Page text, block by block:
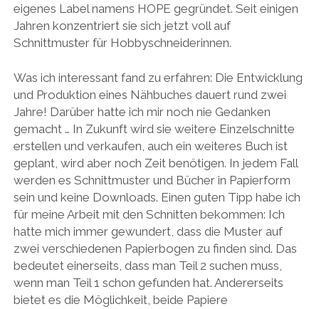
eigenes Label namens HOPE gegründet. Seit einigen
Jahren konzentriert sie sich jetzt voll auf
Schnittmuster für Hobbyschneiderinnen.
Was ich interessant fand zu erfahren: Die Entwicklung
und Produktion eines Nähbuches dauert rund zwei
Jahre! Darüber hatte ich mir noch nie Gedanken
gemacht … In Zukunft wird sie weitere Einzelschnitte
erstellen und verkaufen, auch ein weiteres Buch ist
geplant, wird aber noch Zeit benötigen. In jedem Fall
werden es Schnittmuster und Bücher in Papierform
sein und keine Downloads. Einen guten Tipp habe ich
für meine Arbeit mit den Schnitten bekommen: Ich
hatte mich immer gewundert, dass die Muster auf
zwei verschiedenen Papierbogen zu finden sind. Das
bedeutet einerseits, dass man Teil 2 suchen muss,
wenn man Teil 1 schon gefunden hat. Andererseits
bietet es die Möglichkeit, beide Papiere